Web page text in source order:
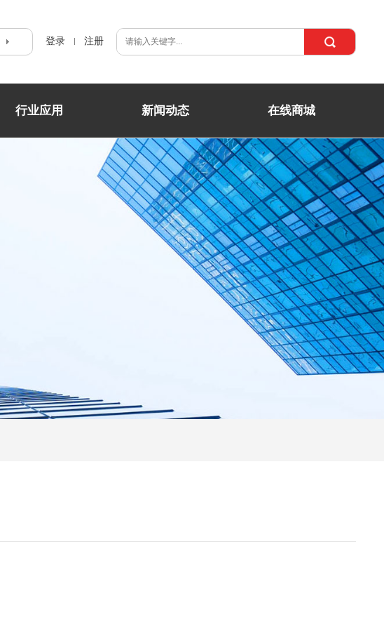
登录 注册
行业应用 新闻动态 在线商城